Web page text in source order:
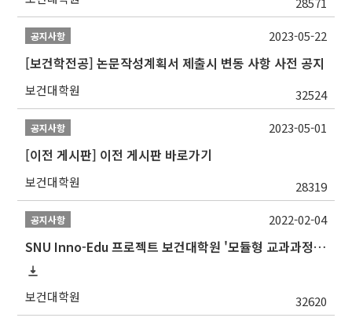
공지사항
[보건학전공] 논문작성계획서 제출시 변동 사항 사전 공지
보건대학원 32524
2023-05-22
공지사항
[이전 게시판] 이전 게시판 바로가기
보건대학원 28319
2023-05-01
공지사항
SNU Inno-Edu 프로젝트 보건대학원 '모듈형 교과과정' 안내(revised 2022/2/28)
보건대학원 32620
2022-02-04